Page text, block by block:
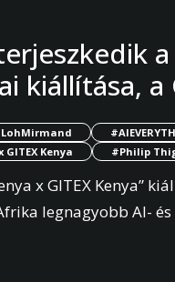
kiállítása, a
Kenya
#Philip
x GITEX Kenya”
legnagyobb AI-